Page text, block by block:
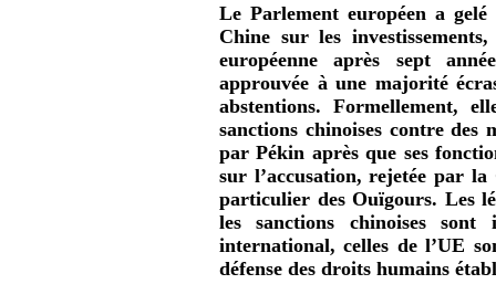
Le Parlement européen a
Chine sur les
européenne après sept
approuvée à une majorité
abstentions. Formellement,
sanctions chinoises contre des
par Pékin après que ses
sur l’accusation, rejetée par
particulier des Ouïgours. Les
les sanctions chinoises
international, celles de l’UE
défense des droits humains